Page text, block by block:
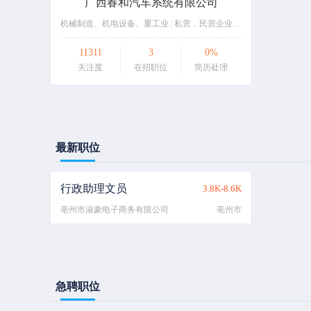
广西春和汽车系统有限公司
机械制造、机电设备、重工业 私营．民营企业 10～50人
11311
关注度
3
在招职位
0%
简历处理
最新职位
行政助理文员 3.8K-8.6K
亳州市淑豪电子商务有限公司 亳州市
急聘职位